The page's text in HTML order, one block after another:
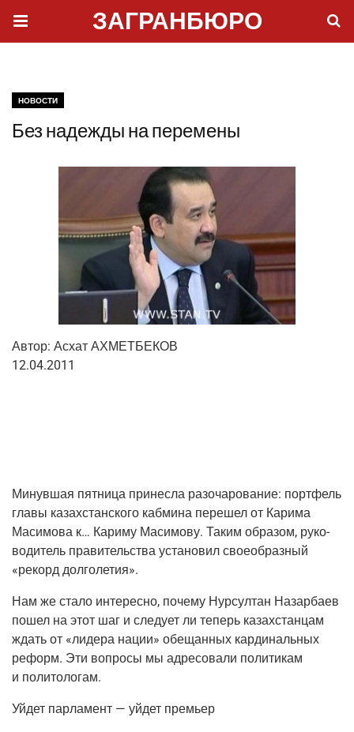
ЗАГРАНБЮРО
НОВОСТИ
Без надежды на перемены
Автор: Асхат АХМЕТБЕКОВ
12.04.2011
Минув­шая пят­ни­ца при­нес­ла разо­ча­ро­ва­ние: порт­фель
гла­вы казах­стан­ско­го каб­ми­на пере­шел от Кари­ма
Маси­мо­ва к… Кари­му Маси­мо­ву. Таким обра­зом, руко­
во­ди­тель пра­ви­тель­ства уста­но­вил свое­об­раз­ный
«рекорд долголетия».
Нам же ста­ло инте­рес­но, поче­му Нур­сул­тан Назар­ба­ев
пошел на этот шаг и сле­ду­ет ли теперь казах­стан­цам
ждать от «лиде­ра нации» обе­щан­ных кар­ди­наль­ных
реформ. Эти вопро­сы мы адре­со­ва­ли поли­ти­кам
и политологам.
Уйдет пар­ла­мент — уйдет премьер